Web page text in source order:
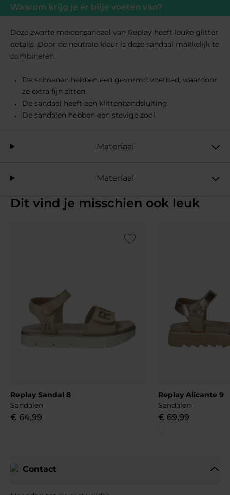
Waarom krijg je er blije voeten van?
Deze zwarte meidensandaal van Replay heeft leuke glitter
details. Door de neutrale kleur is deze sandaal makkelijk te
combineren.
De schoenen hebben een gevormd voetbed, waardoor
ze extra fijn zitten.
De sandaal heeft een klittenbandsluiting.
De sandalen hebben een stevige zool.
Materiaal
Materiaal
Dit vind je misschien ook leuk
Add to Wishlist
Replay Sandal 8
Sandalen
€ 64,99
Replay Alicante 9
Sandalen
€ 69,99
Contact